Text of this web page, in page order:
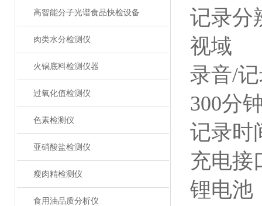
高智能分子光谱食品快检设备
肉类水分检测仪
火锅底料检测仪器
过氧化值检测仪
色素检测仪
亚硝酸盐检测仪
瘦肉精检测仪
食用油品质分析仪
记录分
视域
录音/
300分
记录时
充电接
锂电池